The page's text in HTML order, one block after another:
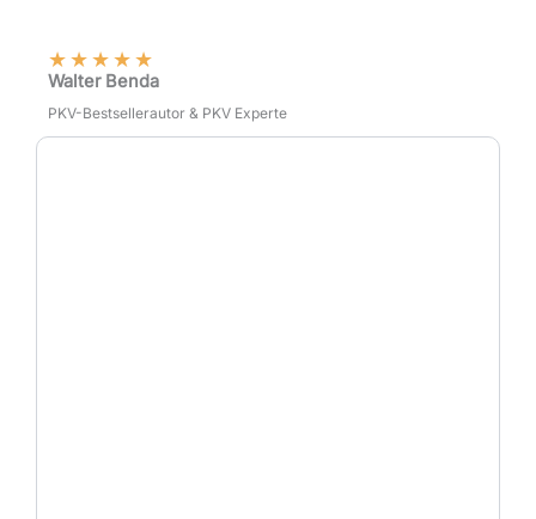
★★★★★
Walter Benda
PKV-Bestsellerautor & PKV Experte